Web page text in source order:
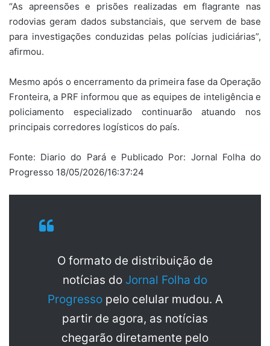
“As apreensões e prisões realizadas em flagrante nas
rodovias geram dados substanciais, que servem de base
para investigações conduzidas pelas polícias judiciárias”,
afirmou.
Mesmo após o encerramento da primeira fase da Operação
Fronteira, a PRF informou que as equipes de inteligência e
policiamento especializado continuarão atuando nos
principais corredores logísticos do país.
Fonte: Diario do Pará e Publicado Por: Jornal Folha do
Progresso 18/05/2026/16:37:24
O formato de distribuição de
notícias do Jornal Folha do
Progresso pelo celular mudou. A
partir de agora, as notícias
chegarão diretamente pelo